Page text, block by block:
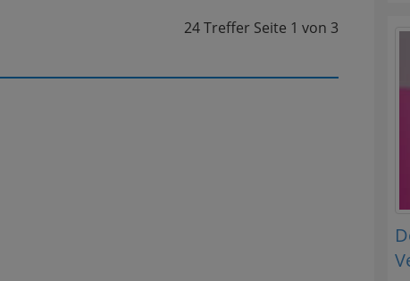
24 Treffer Seite 1 von 3